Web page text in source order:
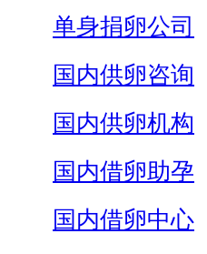
单身捐卵公司
国内供卵咨询
国内供卵机构
国内借卵助孕
国内借卵中心